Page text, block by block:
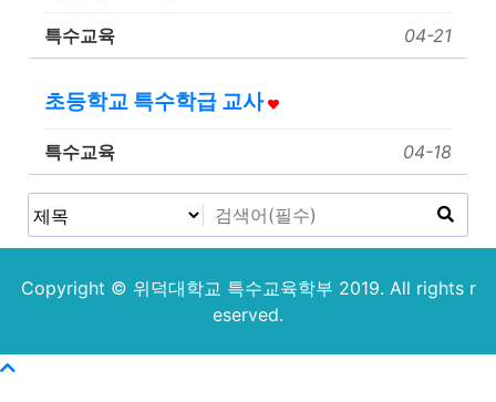
특수교육 04-21
초등학교 특수학급 교사
특수교육 04-18
Copyright © 위덕대학교 특수교육학부 2019. All rights r
eserved.